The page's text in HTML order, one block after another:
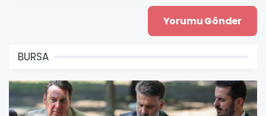
BURSA